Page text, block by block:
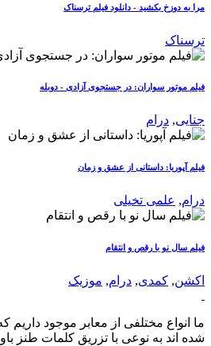
مرا به دوزخ بکشید - دانلود فیلم ترسناک
ترسناک
فیلم موتور سواران: در جستجوی آزادی - دوبله
جنایی, درام
فیلم آپوریا: داستانی از عشق و زمان
درام, علمی تخیلی
فیلم سال نو با رقص و انتقام
اکشن, کمدی, درام, موزیک
ما انواع مختلفی از معابر موجود داریم که
شده اند به نوعی با تزریق کلمات طنز